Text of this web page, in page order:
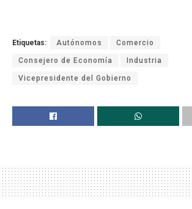
Etiquetas: Autónomos Comercio
Consejero de Economía Industria
Vicepresidente del Gobierno